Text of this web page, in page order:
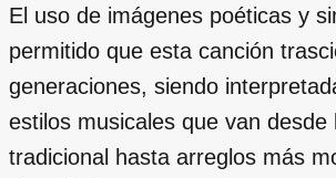
El uso de imágenes poéticas y
permitido que esta canción
generaciones, siendo
estilos musicales que van desde
tradicional hasta arreglos más